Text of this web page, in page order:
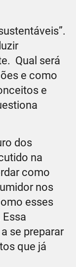
Qual será
e como
e
dos
na
como
nos
esses
se preparar
que já